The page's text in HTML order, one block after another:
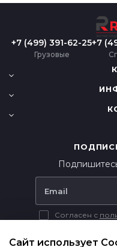
+7 (499) 391-62-25
Грузовые
+7
Согласен с
информационный характер и
Сайт использует